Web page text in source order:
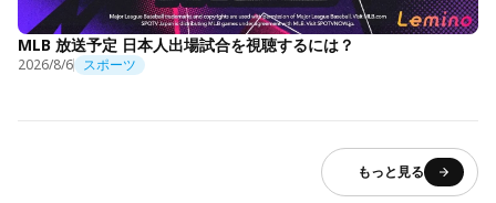
MLB 放送予定 日本人出場試合を視聴するには？
2026/8/6 スポーツ
もっと見る